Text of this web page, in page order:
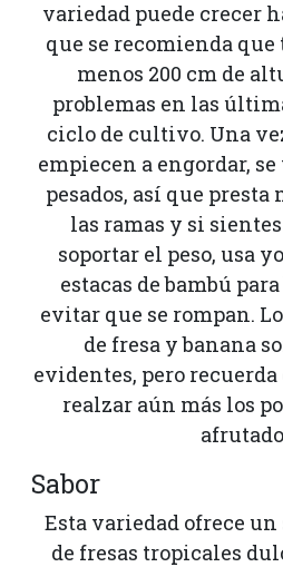
variedad puede crecer
que se recomienda
menos 200 cm de
problemas en las
ciclo de cultivo. Una
empiecen a engordar,
pesados, así que
las ramas y si
soportar el peso, usa
estacas de bambú
evitar que se rompan.
de fresa y banana
evidentes, pero
realzar aún más los
Sabor
Esta variedad ofrece
de fresas tropicales